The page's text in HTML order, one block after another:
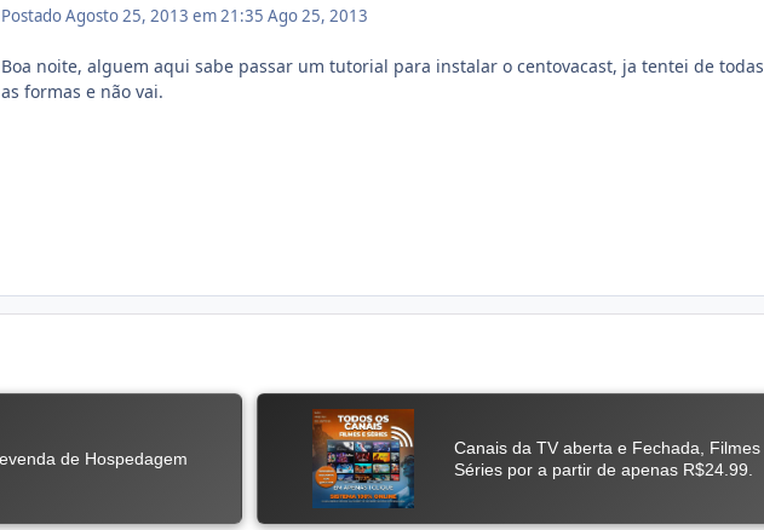
PostadoAgosto 25, 2013 em 21:35 Ago 25, 2013
Boa noite, alguem aqui sabe passar um tutorial para instalar o centovacast, ja tentei de todas
as formas e não vai.